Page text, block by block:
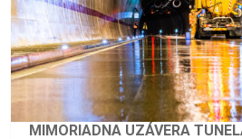
MIMORIADNA UZÁVERA